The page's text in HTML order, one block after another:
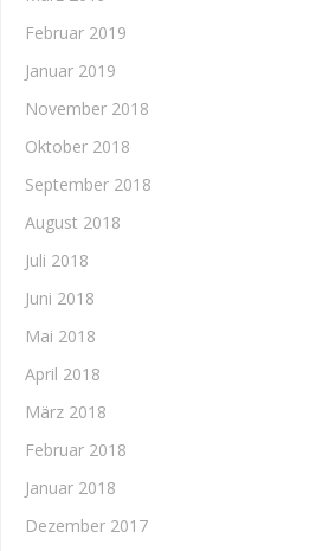
Februar 2019
Januar 2019
November 2018
Oktober 2018
September 2018
August 2018
Juli 2018
Juni 2018
Mai 2018
April 2018
März 2018
Februar 2018
Januar 2018
Dezember 2017